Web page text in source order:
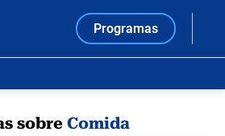
Programas
sobre Comida